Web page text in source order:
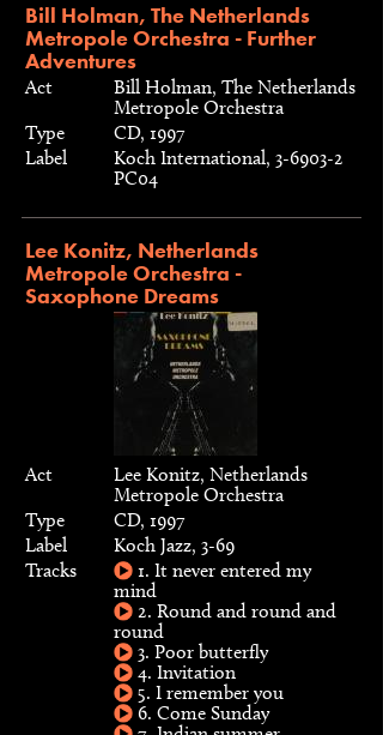
Bill Holman, The Netherlands
Metropole Orchestra - Further
Adventures
Act
Bill Holman, The Netherlands
Metropole Orchestra
Type
CD, 1997
Label
Koch International, 3-6903-2
PC04
Lee Konitz, Netherlands
Metropole Orchestra -
Saxophone Dreams
Act
Lee Konitz, Netherlands
Metropole Orchestra
Type
CD, 1997
Label
Koch Jazz, 3-69
Tracks
1. It never entered my
mind
2. Round and round and
round
3. Poor butterfly
4. Invitation
5. I remember you
6. Come Sunday